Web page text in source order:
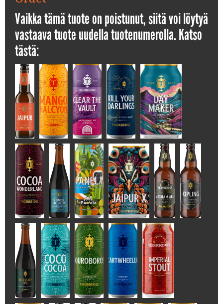
Vaikka tämä tuote on poistunut, siitä voi löytyä
vastaava tuote uudella tuotenumerolla. Katso
tästä: